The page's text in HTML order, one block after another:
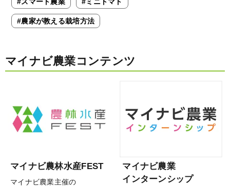
#農家が教える栽培方法
マイナビ農業コンテンツ
マイナビ農林水産FEST
マイナビ農業主催の
マイナビ農業
インターンシップ